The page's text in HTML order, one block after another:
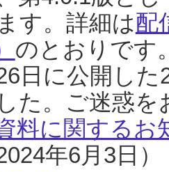
す。詳細は配
のとおりです
日に公開し
た。ご迷惑
料に関するお
年6月3日）